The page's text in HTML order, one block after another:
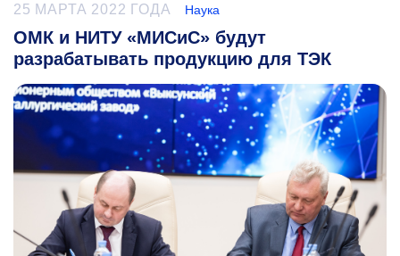
25 МАРТА 2022 ГОДА Наука
ОМК и НИТУ «МИСиС» будут
разрабатывать продукцию для ТЭК